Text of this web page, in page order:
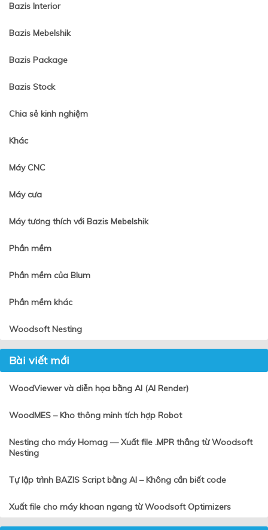
Bazis Interior
Bazis Mebelshik
Bazis Package
Bazis Stock
Chia sẻ kinh nghiệm
Khác
Máy CNC
Máy cưa
Máy tương thích với Bazis Mebelshik
Phần mềm
Phần mềm của Blum
Phần mềm khác
Woodsoft Nesting
Bài viết mới
WoodViewer và diễn họa bằng AI (AI Render)
WoodMES – Kho thông minh tích hợp Robot
Nesting cho máy Homag — Xuất file .MPR thẳng từ Woodsoft
Nesting
Tự lập trình BAZIS Script bằng AI – Không cần biết code
Xuất file cho máy khoan ngang từ Woodsoft Optimizers